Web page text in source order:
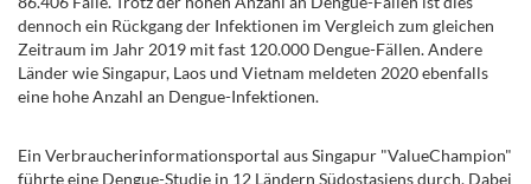
dennoch ein Rückgang der Infektionen im Vergleich zum gleichen
Zeitraum im Jahr 2019 mit fast 120.000 Dengue-Fällen. Andere
Länder wie Singapur, Laos und Vietnam meldeten 2020 ebenfalls
eine hohe Anzahl an Dengue-Infektionen.
Ein Verbraucherinformationsportal aus Singapur "ValueChampion"
führte eine Dengue-Studie in 12 Ländern Südostasiens durch. Dabei